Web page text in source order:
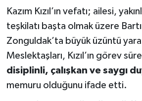
Kazım Kızıl’ın vefatı; ailesi,
teşkilatı başta olmak üzere
Zonguldak’ta büyük üzüntü
Meslektaşları, Kızıl’ın görev
disiplinli, çalışkan ve saygı
memuru olduğunu ifade etti.